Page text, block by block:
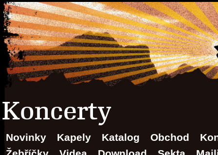
Koncerty
Novinky Kapely Katalog Obchod